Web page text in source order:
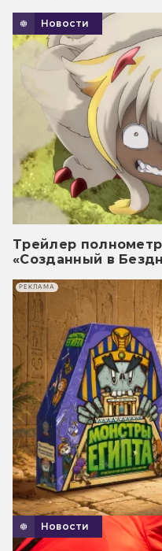
Новости
Трейлер
«Созданный в
Новости
РЕКЛАМА